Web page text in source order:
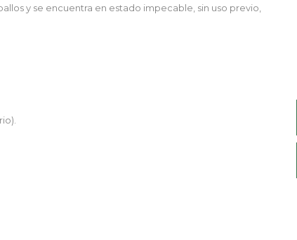
y se encuentra en estado impecable, sin uso previo,